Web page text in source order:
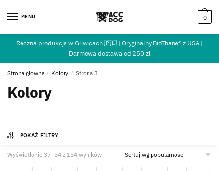
MENU 0
Ręczna produkcja w Gliwicach 🇵🇱 | Oryginalny BioThane® z USA |
Darmowa dostawa od 250 zł
Strona główna / Kolory / Strona 3
Kolory
POKAŻ FILTRY
Wyświetlanie 37–54 z 154 wyników